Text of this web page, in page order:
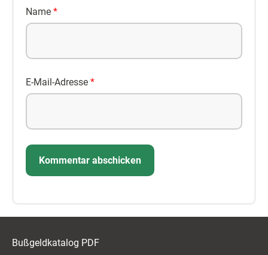
Name *
E-Mail-Adresse *
Bußgeldkatalog PDF